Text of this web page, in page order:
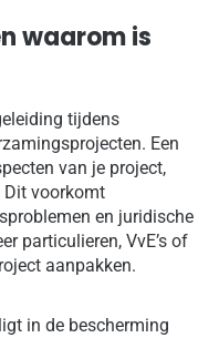
waarom is
tijdens
Een
van je project,
Dit voorkomt
en juridische
particulieren, VvE’s of
aanpakken.
in de bescherming